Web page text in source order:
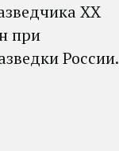
XX
при
России.